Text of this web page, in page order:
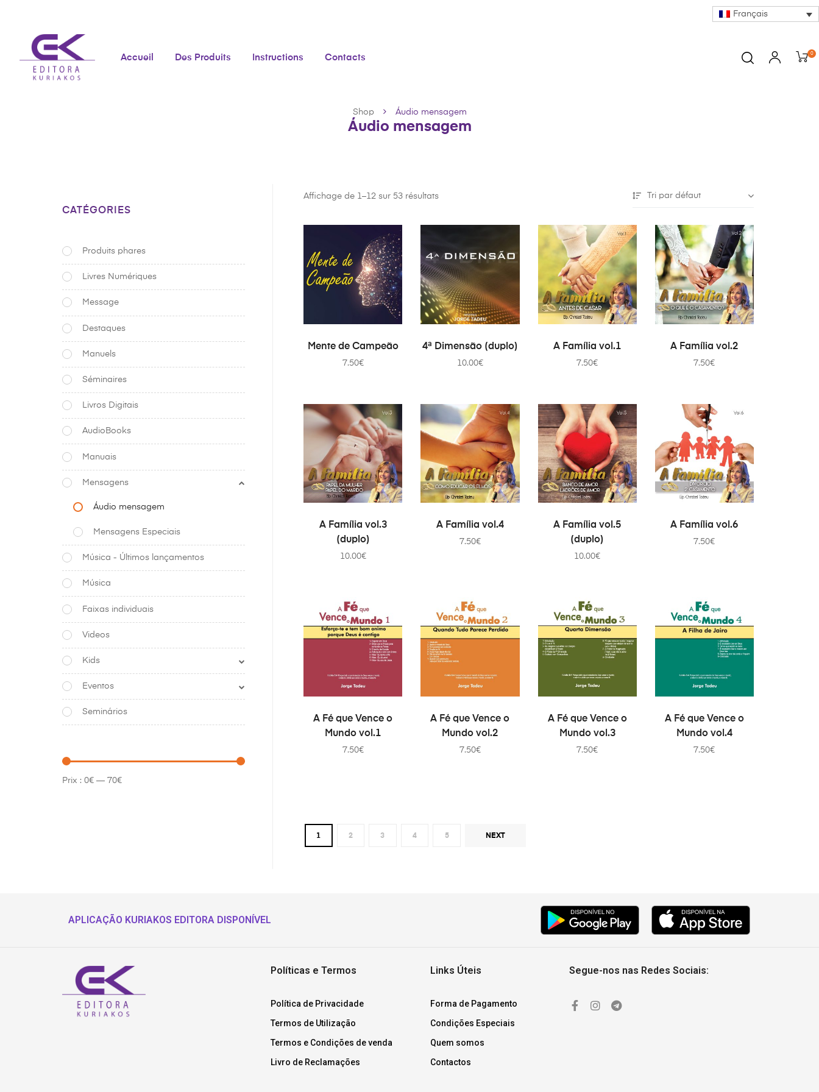
Français
Accueil Des Produits Instructions Contacts 0
Shop Áudio mensagem
Áudio mensagem
Affichage de 1–12 sur 53 résultats Tri par défaut
AJOUTER AU PANIER
Mente de Campeão
7.50€
AJOUTER AU PANIER
4ª Dimensão (duplo)
10.00€
AJOUTER AU PANIER
A Família vol.1
7.50€
AJOUTER AU PANIER
A Família vol.2
7.50€
AJOUTER AU PANIER
A Família vol.3
(duplo)
10.00€
AJOUTER AU PANIER
A Família vol.4
7.50€
AJOUTER AU PANIER
A Família vol.5
(duplo)
10.00€
AJOUTER AU PANIER
A Família vol.6
7.50€
AJOUTER AU PANIER
A Fé que Vence o
Mundo vol.1
7.50€
AJOUTER AU PANIER
A Fé que Vence o
Mundo vol.2
7.50€
AJOUTER AU PANIER
A Fé que Vence o
Mundo vol.3
7.50€
AJOUTER AU PANIER
A Fé que Vence o
Mundo vol.4
7.50€
1 2 3 4 5 NEXT
CATÉGORIES
Produits phares
Livres Numériques
Message
Destaques
Manuels
Séminaires
Livros Digitais
AudioBooks
Manuais
Mensagens
Áudio mensagem
Mensagens Especiais
Música - Últimos lançamentos
Música
Faixas individuais
Videos
Kids
Eventos
Seminários
Prix : 0€ — 70€
APLICAÇÃO KURIAKOS EDITORA DISPONÍVEL
Políticas e Termos
Política de Privacidade
Termos de Utilização
Termos e Condições de venda
Livro de Reclamações
Links Úteis
Forma de Pagamento
Condições Especiais
Quem somos
Contactos
Segue-nos nas Redes Sociais: